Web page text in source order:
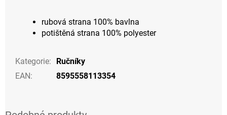
rubová strana 100% bavlna
potištěná strana 100% polyester
Kategorie:
Ručníky
EAN: 8595558113354